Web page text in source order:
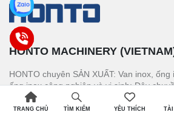
HONTO MACHINERY
HONTO chuyên SẢN XUẤT: Van inox,
ống inox công nghiệp và vi sinh; Dây
thiết bị chế biến.
TRANG CHỦ TÌM KIẾM YÊU THÍCH TÀI